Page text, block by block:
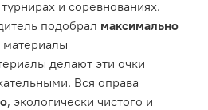
и соревнованиях.
подобрал максимально
делают эти очки
Вся оправа
, экологически чистого и